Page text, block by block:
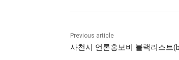
Previous article
사천시 언론홍보비 블랙리스트